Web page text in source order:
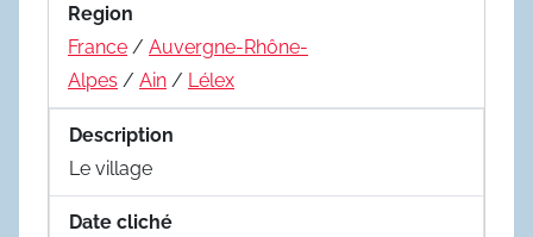
Region
France / Auvergne-Rhône-
Alpes / Ain / Lélex
Description
Le village
Date cliché